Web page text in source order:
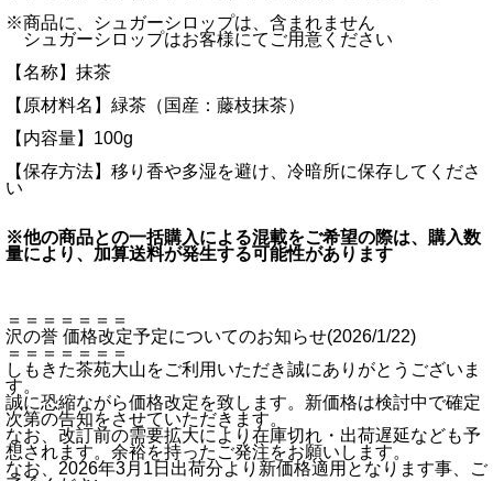
※商品に、シュガーシロップは、含まれません
シュガーシロップはお客様にてご用意ください
【名称】抹茶
【原材料名】緑茶（国産：藤枝抹茶）
【内容量】100g
【保存方法】移り香や多湿を避け、冷暗所に保存してくださ
い
※他の商品との一括購入による混載をご希望の際は、購入数
量により、加算送料が発生する可能性があります
＝＝＝＝＝＝＝
沢の誉 価格改定予定についてのお知らせ(2026/1/22)
＝＝＝＝＝＝＝
しもきた茶苑大山をご利用いただき誠にありがとうございま
す。
誠に恐縮ながら価格改定を致します。新価格は検討中で確定
次第の告知をさせていただきます。
なお、改訂前の需要拡大により在庫切れ・出荷遅延なども予
想されます。余裕を持ったご発注をお願いします。
なお、2026年3月1日出荷分より新価格適用となります事、ご